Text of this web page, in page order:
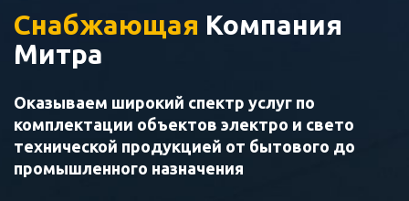
Снабжающая Компания
Митра
Оказываем широкий спектр услуг по
комплектации объектов электро и свето
технической продукцией от бытового до
промышленного назначения